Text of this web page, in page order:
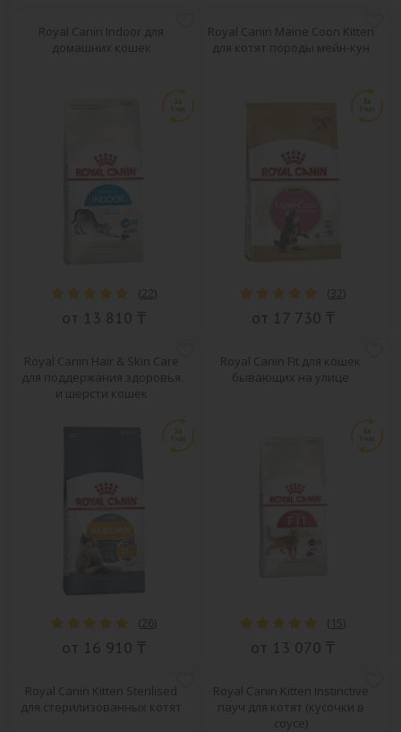
Royal Canin Indoor для
домашних кошек
( 22)
от 13 810 ₸
Royal Canin Maine Coon Kitten
для котят породы мейн-кун
( 32)
от 17 730 ₸
Royal Canin Hair & Skin Care
для поддержания здоровья
и шерсти кошек
( 26)
от 16 910 ₸
Royal Canin Fit для кошек
бывающих на улице
( 15)
от 13 070 ₸
Royal Canin Kitten Sterilised
для стерилизованных котят
Royal Canin Kitten Instinctive
пауч для котят (кусочки в
соусе)